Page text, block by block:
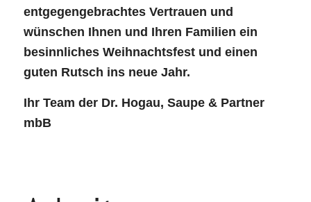
entgegengebrachtes Vertrauen und
wünschen Ihnen und Ihren Familien ein
besinnliches Weihnachtsfest und einen
guten Rutsch ins neue Jahr.
Ihr Team der Dr. Hogau, Saupe & Partner
mbB